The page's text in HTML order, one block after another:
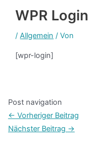
WPR Login
/Allgemein / Von
[wpr-login]
Post navigation
← Vorheriger Beitrag
Nächster Beitrag →